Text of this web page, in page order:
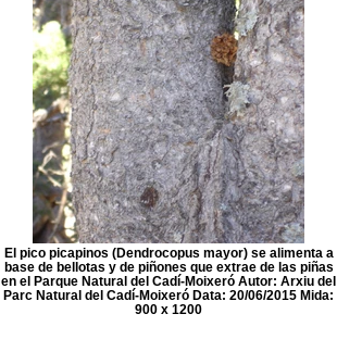
El pico picapinos (Dendrocopus mayor) se alimenta a
base de bellotas y de piñones que extrae de las piñas
en el Parque Natural del Cadí-Moixeró Autor: Arxiu del
Parc Natural del Cadí-Moixeró Data: 20/06/2015 Mida:
900 x 1200